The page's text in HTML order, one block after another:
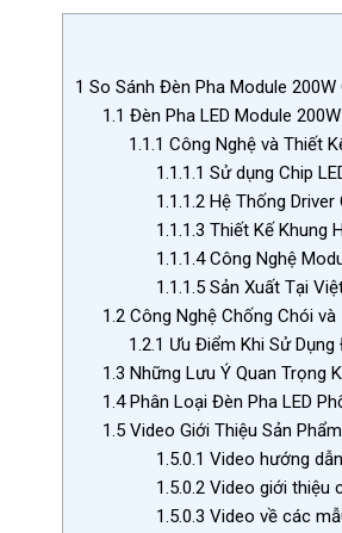
1 So Sánh Đèn Pha Module
1.1 Đèn Pha LED Module
1.1.1 Công Nghệ và Thiết
1.1.1.1 Sử dụng Chip
1.1.1.2Hệ Thống Driver
1.1.1.3 Thiết Kế Khung
1.1.1.4Công Nghệ
1.1.1.5Sản Xuất Tại
1.2Công Nghệ Chống Chói và
1.2.1 Ưu Điểm Khi Sử
1.3 Những Lưu Ý Quan Trọng
1.4Phân Loại Đèn Pha LED
1.5Video Giới Thiệu Sản Phẩm
1.5.0.1 Video hướng
1.5.0.2Video giới thiệu
1.5.0.3 Video về các